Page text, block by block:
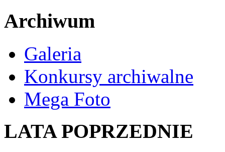
Archiwum
Galeria
Konkursy archiwalne
Mega Foto
LATA POPRZEDNIE